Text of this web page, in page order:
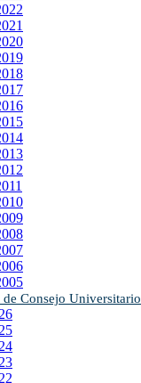
de Consejo Universitario